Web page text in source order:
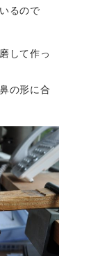
るので
して作っ
の形に合